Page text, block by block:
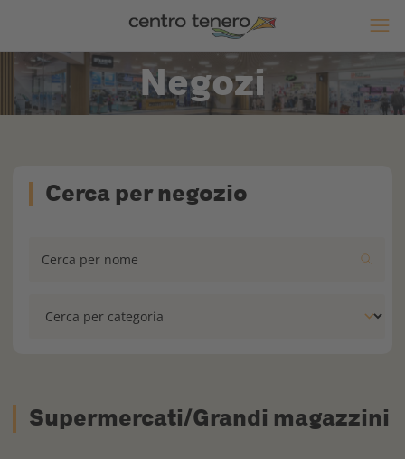
Negozi
Cerca per negozio
Supermercati/Grandi magazzini